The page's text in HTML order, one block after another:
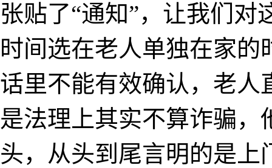
张贴了“通知”，让我们
时间选在老人单独在家
话里不能有效确认，老人
是法理上其实不算诈骗
头，从头到尾言明的是上